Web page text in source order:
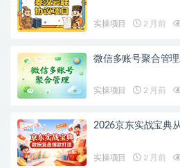
实操项目 2 月前
微信多账号聚合管
实操项目 2 月前
2026京东实战宝典
实操项目 2 月前